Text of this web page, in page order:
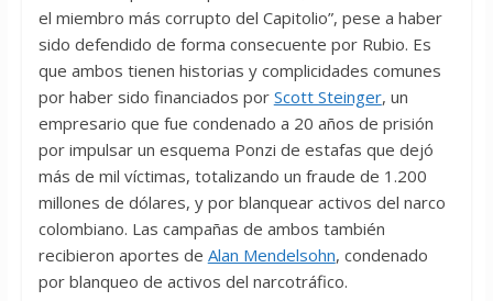
el miembro más corrupto del Capitolio”, pese a haber
sido defendido de forma consecuente por Rubio. Es
que ambos tienen historias y complicidades comunes
por haber sido financiados por Scott Steinger, un
empresario que fue condenado a 20 años de prisión
por impulsar un esquema Ponzi de estafas que dejó
más de mil víctimas, totalizando un fraude de 1.200
millones de dólares, y por blanquear activos del narco
colombiano. Las campañas de ambos también
recibieron aportes de Alan Mendelsohn, condenado
por blanqueo de activos del narcotráfico.